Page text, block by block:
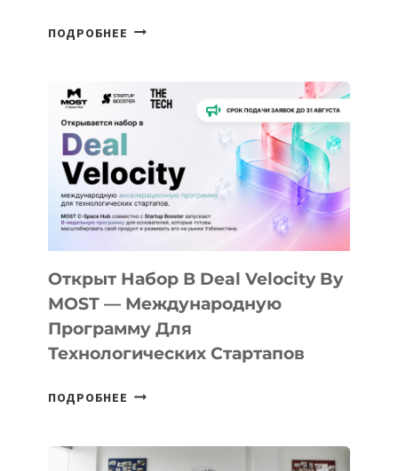
ПОДРОБНЕЕ ОТ
АЛМАТЫ:
AI
YOUTH
CAMP
ДАЛ
30
ПОДРОСТКАМ
БИЛЕТ
ПРЕДПРИНИМАТЕЛЬСТВО
Открыт Набор В Deal Velocity By
MOST — Международную
Программу Для
Технологических Стартапов
ПОДРОБНЕЕ ОТКРЫТ
DEAL